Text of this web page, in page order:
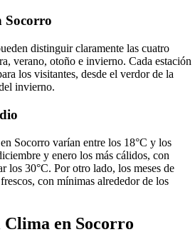
Socorro
distinguir claramente las cuatro
verano, otoño e invierno. Cada estación
los visitantes, desde el verdor de la
invierno.
Socorro varían entre los 18°C y los
y enero los más cálidos, con
los 30°C. Por otro lado, los meses de
con mínimas alrededor de los
en Socorro